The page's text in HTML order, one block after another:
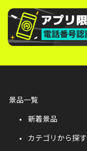
景品一覧
新着景品
カテゴリから探す